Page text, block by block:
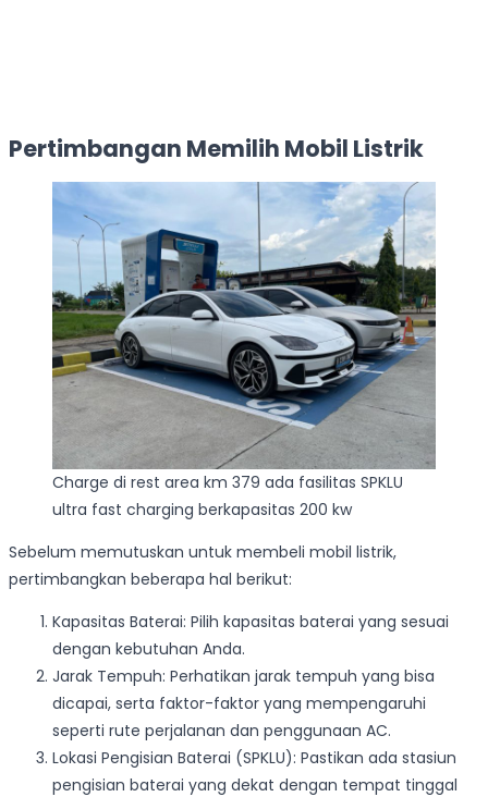
Pertimbangan Memilih Mobil Listrik
Charge di rest area km 379 ada fasilitas SPKLU
ultra fast charging berkapasitas 200 kw
Sebelum memutuskan untuk membeli mobil listrik,
pertimbangkan beberapa hal berikut:
Kapasitas Baterai: Pilih kapasitas baterai yang sesuai
dengan kebutuhan Anda.
Jarak Tempuh: Perhatikan jarak tempuh yang bisa
dicapai, serta faktor-faktor yang mempengaruhi
seperti rute perjalanan dan penggunaan AC.
Lokasi Pengisian Baterai (SPKLU): Pastikan ada stasiun
pengisian baterai yang dekat dengan tempat tinggal